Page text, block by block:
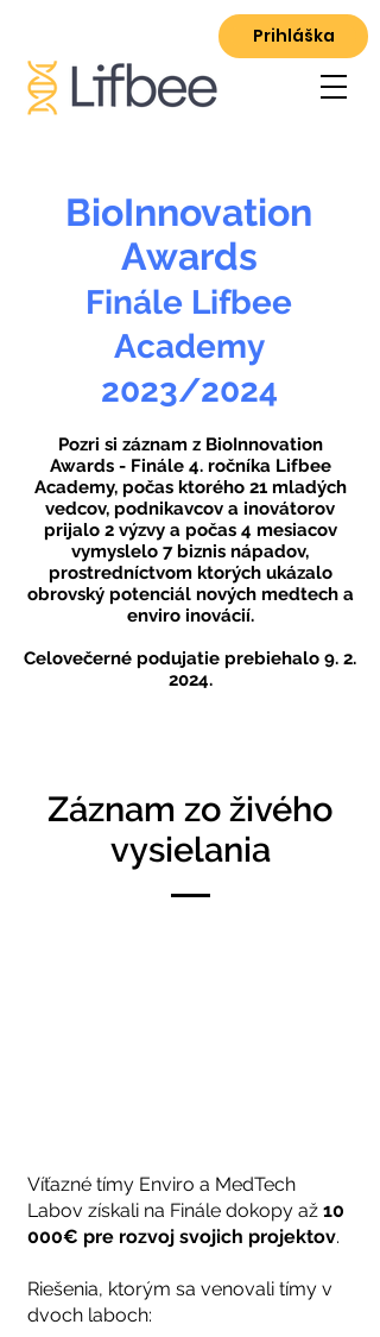
Prihláška
BioInnovation
Awards
Finále Lifbee
Academy
2023/2024
Pozri si záznam z BioInnovation
Awards - Finále 4. ročníka Lifbee
Academy, počas ktorého 21 mladých
vedcov, podnikavcov a inovátorov
prijalo 2 výzvy a počas 4 mesiacov
vymyslelo 7 biznis nápadov,
prostredníctvom ktorých ukázalo
obrovský potenciál nových medtech a
enviro inovácií.​
Celovečerné podujatie prebiehalo 9. 2.
2024.
Záznam zo živého
vysielania
Víťazné tímy Enviro a MedTech
Labov získali na Finále dokopy až 10
000€ pre rozvoj svojich projektov.
Riešenia, ktorým sa venovali tímy v
dvoch laboch: